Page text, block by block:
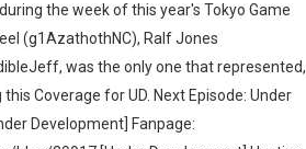
the week of this year's Tokyo Game
(g1AzathothNC), Ralf Jones
was the only one that represented,
Coverage for UD. Next Episode: Under
Development] Fanpage: